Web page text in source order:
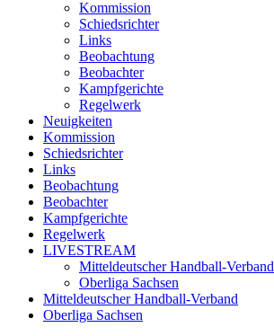
Kommission
Schiedsrichter
Links
Beobachtung
Beobachter
Kampfgerichte
Regelwerk
Neuigkeiten
Kommission
Schiedsrichter
Links
Beobachtung
Beobachter
Kampfgerichte
Regelwerk
LIVESTREAM
Mitteldeutscher Handball-Verband
Oberliga Sachsen
Mitteldeutscher Handball-Verband
Oberliga Sachsen